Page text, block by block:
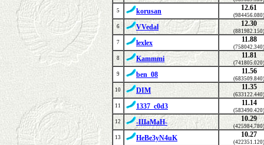
5
korusan 12.61
6
VVedal 12.30
7
lexlex 11.88
8
Kammmi 11.81
9
ben_08 11.56
10
DIM 11.35
11
1337_c0d3 11.14
12
-ШаМаН- 10.29
13
HeBe3yN4uK 10.27